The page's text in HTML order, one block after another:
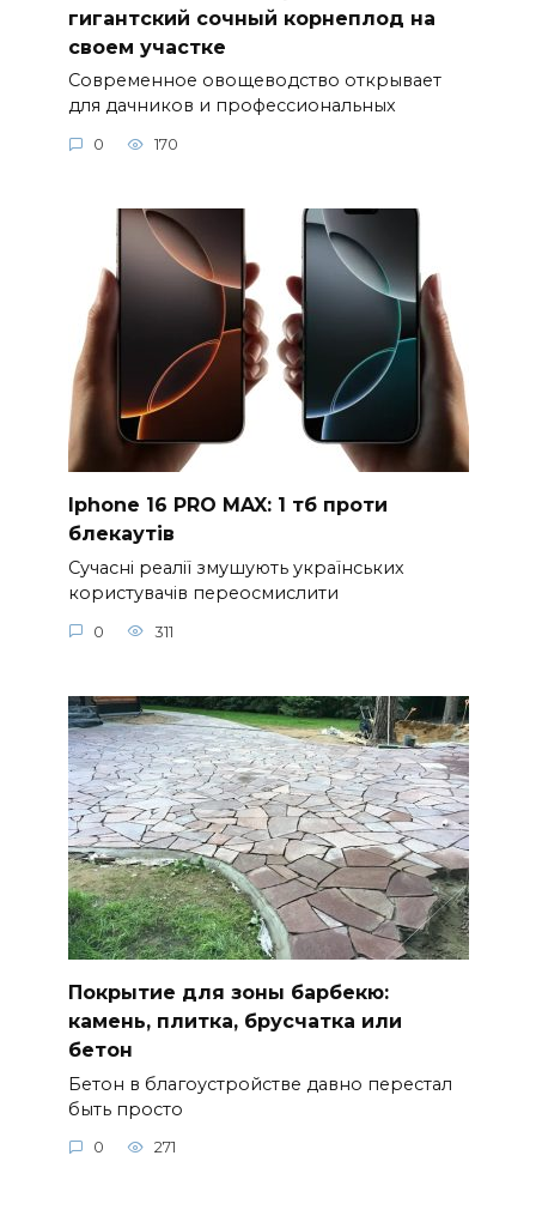
Современное овощеводство открывает
для дачников и профессиональных
0 170
Iphone 16 PRO MAX: 1 тб проти
блекаутів
Сучасні реалії змушують українських
користувачів переосмислити
0 311
Покрытие для зоны барбекю:
камень, плитка, брусчатка или
бетон
Бетон в благоустройстве давно перестал
быть просто
0 271